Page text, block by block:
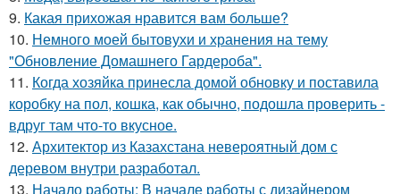
9. Какая прихожая нравится вам больше?
10. Немного моей бытовухи и хранения на тему
"Обновление Домашнего Гардероба".
11. Когда хозяйка принесла домой обновку и поставила
коробку на пол, кошка, как обычно, подошла проверить -
вдруг там что-то вкусное.
12. Архитектор из Казахстана невероятный дом с
деревом внутри разработал.
13. Начало работы: В начале работы с дизайнером